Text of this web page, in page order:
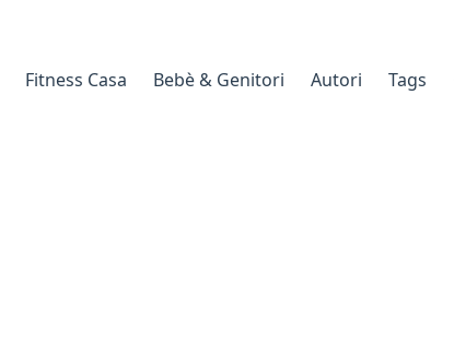
Fitness Casa Bebè & Genitori Autori Tags